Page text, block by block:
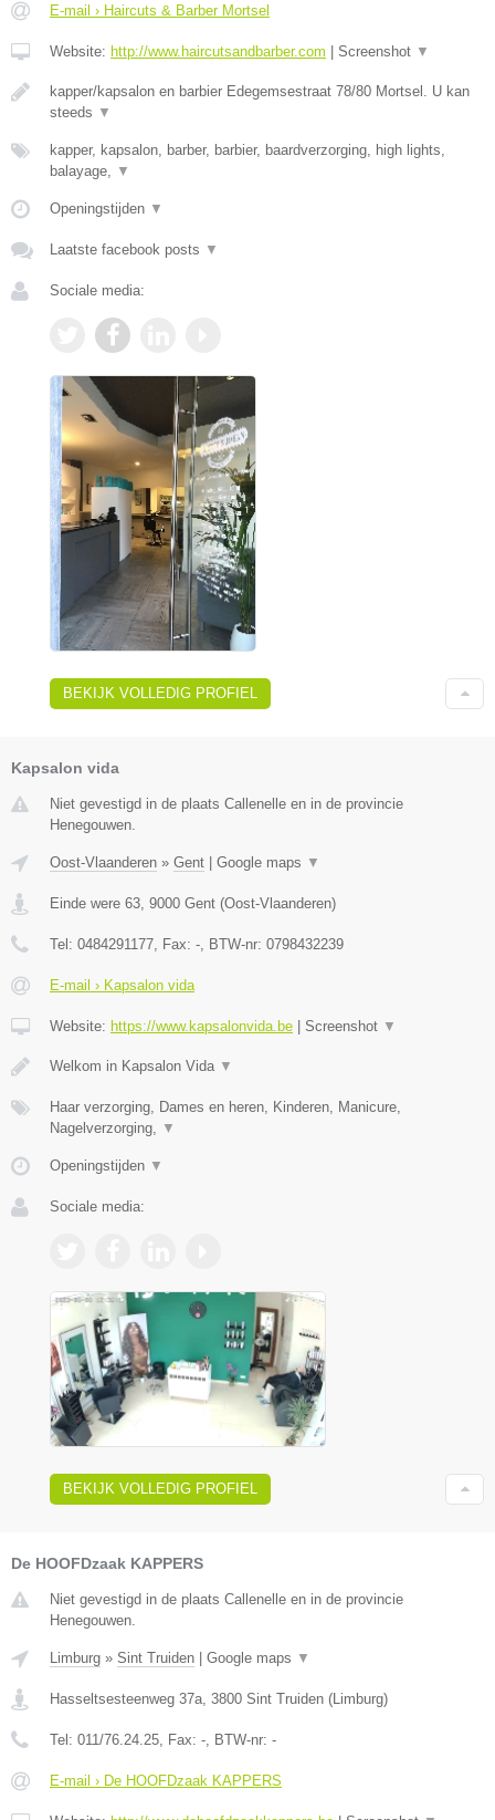
E-mail › Haircuts & Barber Mortsel
Website: http://www.haircutsandbarber.com Screenshot ▼
kapper/kapsalon en barbier Edegemsestraat 78/80 Mortsel. U kan
steeds ▼
kapper, kapsalon, barber, barbier, baardverzorging, high lights,
balayage, ▼
Openingstijden ▼
Laatste facebook posts ▼
Sociale media:
BEKIJK VOLLEDIG PROFIEL
Kapsalon vida
Niet gevestigd in de plaats Callenelle en in de provincie
Henegouwen.
Oost-Vlaanderen » Gent | Google maps ▼
Einde were 63 9000 Gent (Oost-Vlaanderen)
Tel: 0484291177 , Fax: - , BTW-nr: 0798432239
E-mail › Kapsalon vida
Website: https://www.kapsalonvida.be | Screenshot ▼
Welkom in Kapsalon Vida ▼
Haar verzorging, Dames en heren, Kinderen, Manicure,
Nagelverzorging,
▼
Openingstijden ▼
Sociale media:
BEKIJK VOLLEDIG PROFIEL
De HOOFDzaak KAPPERS
Niet gevestigd in de plaats Callenelle en in de provincie
Henegouwen.
Limburg » Sint Truiden | Google maps ▼
Hasseltsesteenweg 37a 3800 Sint Truiden (Limburg)
Tel: 011/76.24.25 , Fax: - , BTW-nr: -
E-mail › De HOOFDzaak KAPPERS